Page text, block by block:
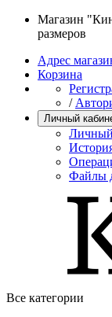
Магазин
размеров
Адрес
Корзина
/
Личный
Файлы
Все категории